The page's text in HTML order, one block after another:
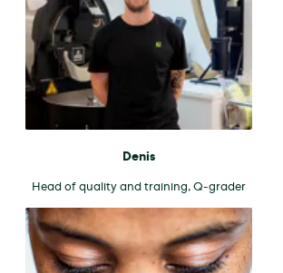
Denis
Head of quality and training, Q-grader